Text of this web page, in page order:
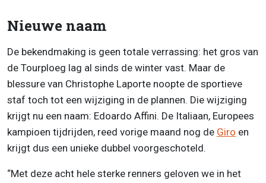
Nieuwe naam
De bekendmaking is geen totale verrassing: het gros van
de Tourploeg lag al sinds de winter vast. Maar de
blessure van Christophe Laporte noopte de sportieve
staf toch tot een wijziging in de plannen. Die wijziging
krijgt nu een naam: Edoardo Affini. De Italiaan, Europees
kampioen tijdrijden, reed vorige maand nog de Giro en
krijgt dus een unieke dubbel voorgeschoteld.
“Met deze acht hele sterke renners geloven we in het